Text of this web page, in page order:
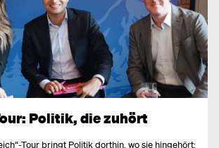
Politik, die zuhört
Tour bringt Politik dorthin, wo sie hingehört: